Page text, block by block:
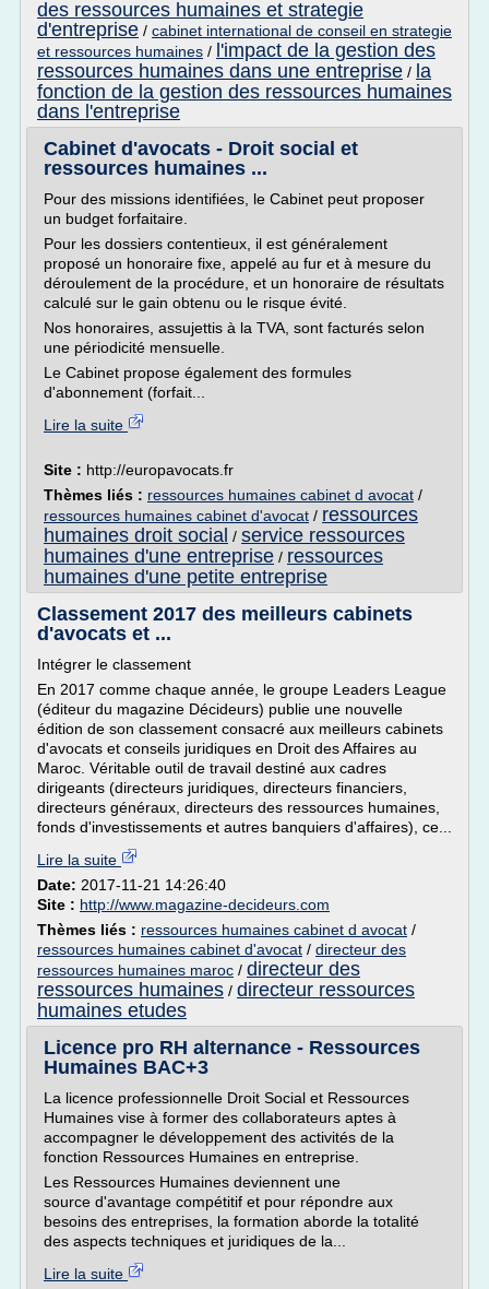
des ressources humaines et strategie
d'entreprise / cabinet international de conseil en strategie
et ressources humaines / l'impact de la gestion des
ressources humaines dans une entreprise / la
fonction de la gestion des ressources humaines
dans l'entreprise
Cabinet d'avocats - Droit social et
ressources humaines ...
Pour des missions identifiées, le Cabinet peut proposer
un budget forfaitaire.
Pour les dossiers contentieux, il est généralement
proposé un honoraire fixe, appelé au fur et à mesure du
déroulement de la procédure, et un honoraire de résultats
calculé sur le gain obtenu ou le risque évité.
Nos honoraires, assujettis à la TVA, sont facturés selon
une périodicité mensuelle.
Le Cabinet propose également des formules
d'abonnement (forfait...
Lire la suite
Site : http://europavocats.fr
Thèmes liés : ressources humaines cabinet d avocat /
ressources humaines cabinet d'avocat / ressources
humaines droit social / service ressources
humaines d'une entreprise / ressources
humaines d'une petite entreprise
Classement 2017 des meilleurs cabinets
d'avocats et ...
Intégrer le classement
En 2017 comme chaque année, le groupe Leaders League
(éditeur du magazine Décideurs) publie une nouvelle
édition de son classement consacré aux meilleurs cabinets
d'avocats et conseils juridiques en Droit des Affaires au
Maroc. Véritable outil de travail destiné aux cadres
dirigeants (directeurs juridiques, directeurs financiers,
directeurs généraux, directeurs des ressources humaines,
fonds d'investissements et autres banquiers d'affaires), ce...
Lire la suite
Date: 2017-11-21 14:26:40
Site : http://www.magazine-decideurs.com
Thèmes liés : ressources humaines cabinet d avocat /
ressources humaines cabinet d'avocat / directeur des
ressources humaines maroc / directeur des
ressources humaines / directeur ressources
humaines etudes
Licence pro RH alternance - Ressources
Humaines BAC+3
La licence professionnelle Droit Social et Ressources
Humaines vise à former des collaborateurs aptes à
accompagner le développement des activités de la
fonction Ressources Humaines en entreprise.
Les Ressources Humaines deviennent une
source d'avantage compétitif et pour répondre aux
besoins des entreprises, la formation aborde la totalité
des aspects techniques et juridiques de la...
Lire la suite